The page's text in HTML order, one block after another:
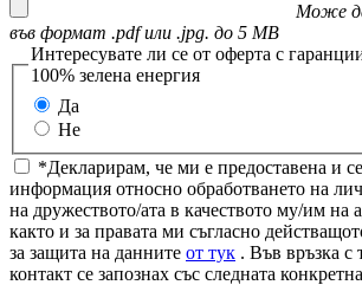
Може
във формат .pdf или .jpg. до 5 MB
Интересувате ли се от оферта с
100% зелена енергия
Да
Не
*Декларирам, че ми е предоставена и
информация относно обработването на
на дружеството/ата в качеството му/им на
както и за правата ми съгласно
за защита на данните от тук . Във връзка с
контакт се запознах със следната